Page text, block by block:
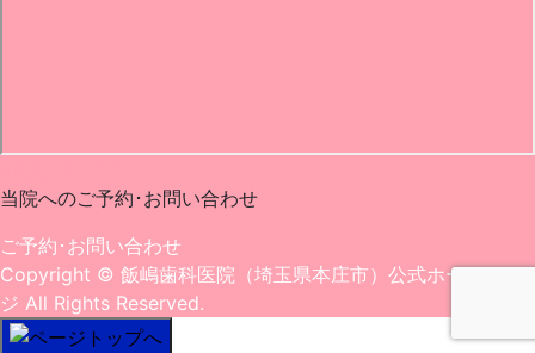
当院へのご予約･ お問い合わせ
ご予約･お問い合わせ
Copyright © 飯嶋歯科医院（埼玉県本庄市）公式ホームペー
ジ All Rights Reserved.